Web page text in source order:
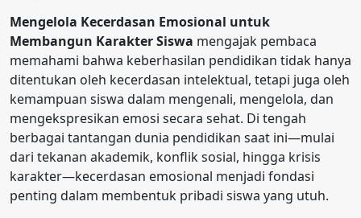
Mengelola Kecerdasan Emosional untuk
Membangun Karakter Siswa mengajak pembaca
memahami bahwa keberhasilan pendidikan tidak hanya
ditentukan oleh kecerdasan intelektual, tetapi juga oleh
kemampuan siswa dalam mengenali, mengelola, dan
mengekspresikan emosi secara sehat. Di tengah
berbagai tantangan dunia pendidikan saat ini—mulai
dari tekanan akademik, konflik sosial, hingga krisis
karakter—kecerdasan emosional menjadi fondasi
penting dalam membentuk pribadi siswa yang utuh.